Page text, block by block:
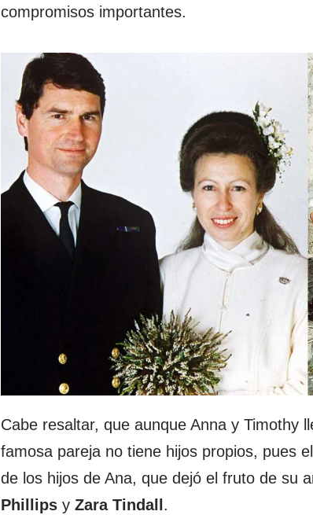
compromisos importantes.
Cabe resaltar, que aunque Anna y Timothy
famosa pareja no tiene hijos propios, pues
de los hijos de Ana, que dejó el fruto de su
Phillips y Zara Tindall .